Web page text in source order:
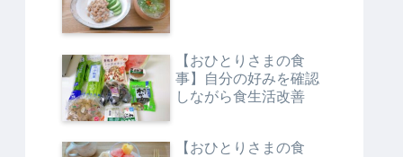
【おひとりさまの食
事】自分の好みを確認
しながら食生活改善
【おひとりさまの食